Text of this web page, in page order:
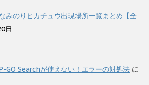
なみのりピカチュウ出現場所一覧まとめ【全
日
P-GO Searchが使えない！エラーの対処法 に